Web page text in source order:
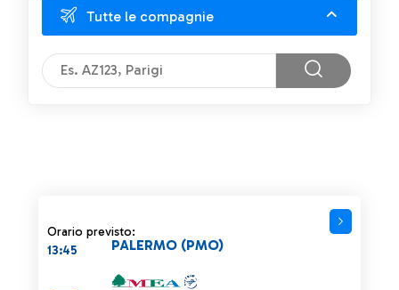
Tutte le compagnie
Orario previsto:
13:45
PALERMO (PMO)